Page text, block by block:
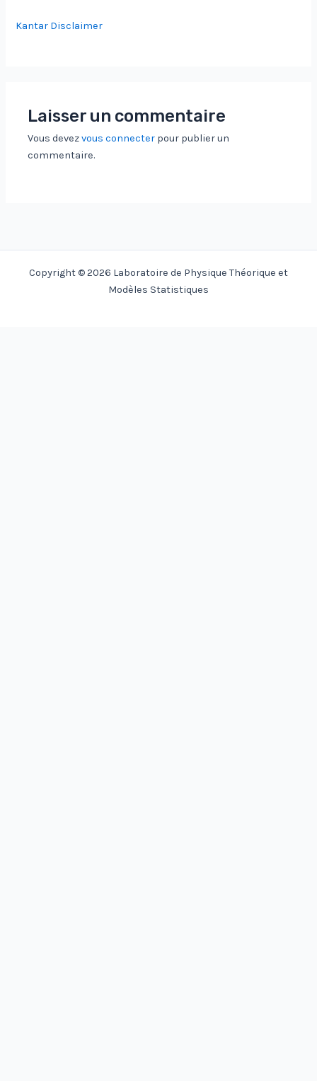
Kantar Disclaimer
Laisser un commentaire
Vous devezvous connecter pour publier un
commentaire.
Copyright © 2026 Laboratoire de Physique Théorique et
Modèles Statistiques